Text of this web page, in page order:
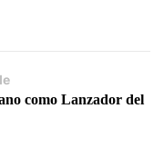
como Lanzador del